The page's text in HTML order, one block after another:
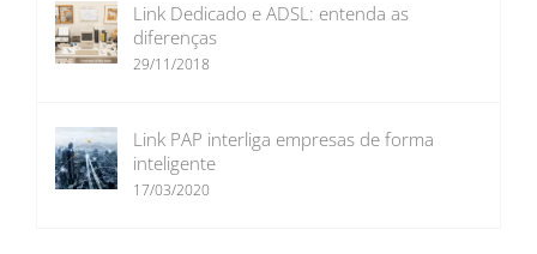
Link Dedicado e ADSL: entenda as
diferenças
29/11/2018
Link PAP interliga empresas de forma
inteligente
17/03/2020